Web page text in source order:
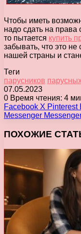
Чтобы иметь
надо сдать на права
то пытается купить
забывать, что это не
нашей страны и
Теги
парусников
07.05.2023
0 Время чтения: 4
Facebook X Pinterest
Messenger
ПОХОЖИЕ